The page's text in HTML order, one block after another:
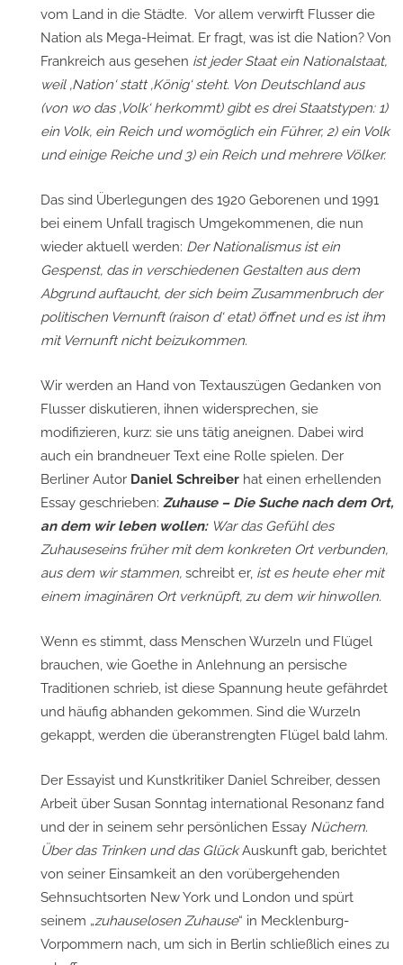
vom Land in die Städte. Vor allem verwirft Flusser die
Nation als Mega-Heimat. Er fragt, was ist die Nation? Von
Frankreich aus gesehen ist jeder Staat ein Nationalstaat,
weil ‚Nation‘ statt ‚König‘ steht. Von Deutschland aus
(von wo das ‚Volk‘ herkommt) gibt es drei Staatstypen: 1)
ein Volk, ein Reich und womöglich ein Führer, 2) ein Volk
und einige Reiche und 3) ein Reich und mehrere Völker.
Das sind Überlegungen des 1920 Geborenen und 1991
bei einem Unfall tragisch Umgekommenen, die nun
wieder aktuell werden: Der Nationalismus ist ein
Gespenst, das in verschiedenen Gestalten aus dem
Abgrund auftaucht, der sich beim Zusammenbruch der
politischen Vernunft (raison d‘ etat) öffnet und es ist ihm
mit Vernunft nicht beizukommen.
Wir werden an Hand von Textauszügen Gedanken von
Flusser diskutieren, ihnen widersprechen, sie
modifizieren, kurz: sie uns tätig aneignen. Dabei wird
auch ein brandneuer Text eine Rolle spielen. Der
Berliner Autor Daniel Schreiber hat einen erhellenden
Essay geschrieben: Zuhause – Die Suche nach dem Ort,
an dem wir leben wollen: War das Gefühl des
Zuhauseseins früher mit dem konkreten Ort verbunden,
aus dem wir stammen, schreibt er, ist es heute eher mit
einem imaginären Ort verknüpft, zu dem wir hinwollen.
Wenn es stimmt, dass Menschen Wurzeln und Flügel
brauchen, wie Goethe in Anlehnung an persische
Traditionen schrieb, ist diese Spannung heute gefährdet
und häufig abhanden gekommen. Sind die Wurzeln
gekappt, werden die überanstrengten Flügel bald lahm.
Der Essayist und Kunstkritiker Daniel Schreiber, dessen
Arbeit über Susan Sonntag international Resonanz fand
und der in seinem sehr persönlichen Essay Nüchern.
Über das Trinken und das GlückAuskunft gab, berichtet
von seiner Einsamkeit an den vorübergehenden
Sehnsuchtsorten New York und London und spürt
seinem „zuhauselosen Zuhause“ in Mecklenburg-
Vorpommern nach, um sich in Berlin schließlich eines zu